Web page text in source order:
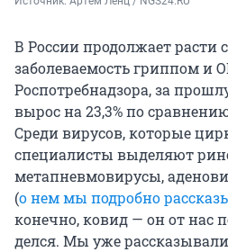
В России продолжает расти
заболеваемость гриппом и
Роспотребнадзора, за
вырос на 23,3% по
Среди вирусов, которые
специалисты выделяют
метапневмовирусы,
(о нем мы подробно
конечно, ковид — он от нас
делся. Мы уже